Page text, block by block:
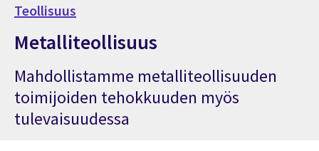
Teollisuus
Metalliteollisuus
Mahdollistamme metalliteollisuuden
toimijoiden tehokkuuden myös
tulevaisuudessa